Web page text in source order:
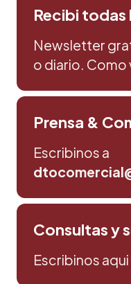
Recibi todas
Newsletter
o diario. Como
Prensa &
Escribinos a
Consultas y
Escribinos aqui